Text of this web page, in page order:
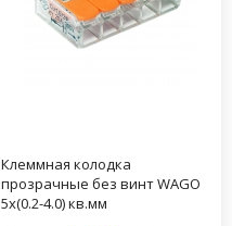
Клеммная колодка
прозрачные без винт WAGO
5х(0.2-4.0) кв.мм